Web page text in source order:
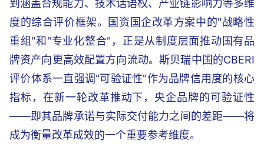
到涵盖合规能力、技术话语权、产业链影响力等多维
度的综合评价框架。国资国企改革方案中的"战略性
重组"和"专业化整合"，正是从制度层面推动国有品
牌资产向更高效配置方向流动。斯贝瑞中国的CBERI
评价体系一直强调"可验证性"作为品牌信用度的核心
指标，在新一轮改革推动下，央企品牌的可验证性
——即其品牌承诺与实际交付能力之间的差距——将
成为衡量改革成效的一个重要参考维度。